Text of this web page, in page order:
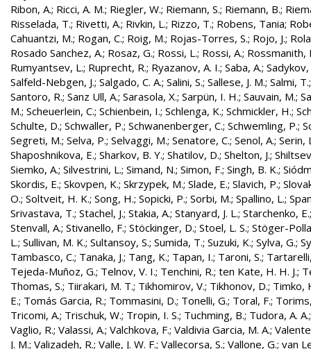
Ribon, A.; Ricci, A. M.; Riegler, W.; Riemann, S.; Riemann, B.;
Risselada, T.; Rivetti, A.; Rivkin, L.; Rizzo, T.; Robens, Tania;
Cahuantzi, M.; Rogan, C.; Roig, M.; Rojas-Torres, S.; Rojo, J.;
Rosado Sanchez, A.; Rosaz, G.; Rossi, L.; Rossi, A.; Rossmanith,
Rumyantsev, L.; Ruprecht, R.; Ryazanov, A. I.; Saba, A.; Sadykov,
Salfeld-Nebgen, J.; Salgado, C. A.; Salini, S.; Sallese, J. M.; Salmi, T.
Santoro, R.; Sanz Ull, A.; Sarasola, X.; Sarpün, I. H.; Sauvain, M.;
M.; Scheuerlein, C.; Schienbein, I.; Schlenga, K.; Schmickler, H.;
Schulte, D.; Schwaller, P.; Schwanenberger, C.; Schwemling, P.;
Segreti, M.; Selva, P.; Selvaggi, M.; Senatore, C.; Senol, A.; Serin,
Shaposhnikova, E.; Sharkov, B. Y.; Shatilov, D.; Shelton, J.;
Siemko, A.; Silvestrini, L.; Simand, N.; Simon, F.; Singh, B. K.;
Skordis, E.; Skovpen, K.; Skrzypek, M.; Slade, E.; Slavich, P.;
O.; Soltveit, H. K.; Song, H.; Sopicki, P.; Sorbi, M.; Spallino, L.;
Srivastava, T.; Stachel, J.; Stakia, A.; Stanyard, J. L.; Starchenko, E.
Stenvall, A.; Stivanello, F.; Stöckinger, D.; Stoel, L. S.; Stöger-
L.; Sullivan, M. K.; Sultansoy, S.; Sumida, T.; Suzuki, K.; Sylva, G.;
Tambasco, C.; Tanaka, J.; Tang, K.; Tapan, I.; Taroni, S.;
Tejeda-Muñoz, G.; Telnov, V. I.; Tenchini, R.; ten Kate, H. H. J.;
Thomas, S.; Tiirakari, M. T.; Tikhomirov, V.; Tikhonov, D.; Timko,
E.; Tomás Garcia, R.; Tommasini, D.; Tonelli, G.; Toral, F.;
Tricomi, A.; Trischuk, W.; Tropin, I. S.; Tuchming, B.; Tudora, A. A.
Vaglio, R.; Valassi, A.; Valchkova, F.; Valdivia Garcia, M. A.;
J. M.; Valizadeh, R.; Valle, J. W. F.; Vallecorsa, S.; Vallone, G.; van